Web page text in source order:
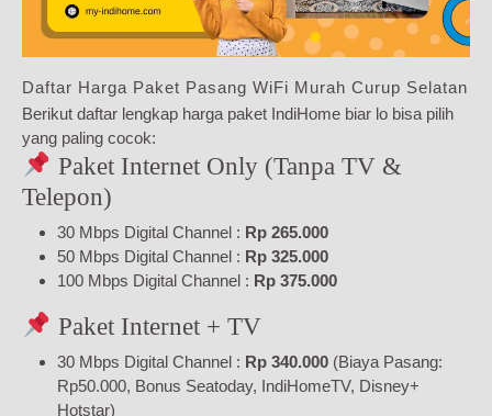
Daftar Harga Paket Pasang WiFi Murah Curup Selatan
Berikut daftar lengkap harga paket IndiHome biar lo bisa pilih
yang paling cocok:
Paket Internet Only (Tanpa TV &
Telepon)
30 Mbps Digital Channel : Rp 265.000
50 Mbps Digital Channel : Rp 325.000
100 Mbps Digital Channel : Rp 375.000
Paket Internet + TV
30 Mbps Digital Channel : Rp 340.000 (Biaya Pasang:
Rp50.000, Bonus Seatoday, IndiHomeTV, Disney+
Hotstar)